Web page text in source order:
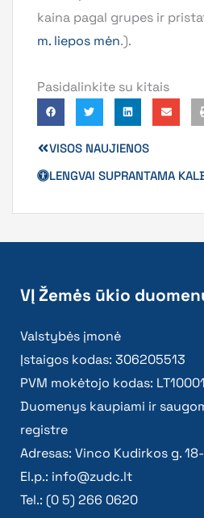
kaina pagal grupes ir
m. liepos mėn.).
Pasidalinkite su kitais
VISOS NAUJIENOS
LENGVAI SUPRANTAMA
VĮ Žemės ūkio
Valstybės įmonė
Įstaigos kodas: 306205513
PVM mokėtojo kodas:
Duomenys kaupiami ir
registre
Adresas: Vinco Kudirkos g.
El.p.: info@zudc.lt
Tel.: (0 5) 266 0620